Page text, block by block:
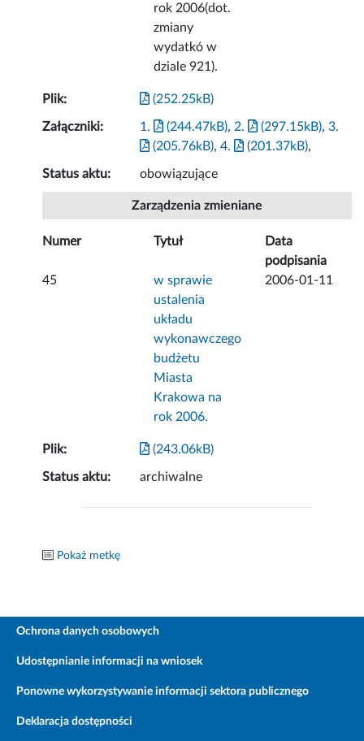
rok 2006(dot.
zmiany
wydatkó w
dziale 921).
Plik: (252.25kB)
Załączniki: 1. (244.47kB), 2. (297.15kB),3.
(205.76kB),4. (201.37kB),
Status aktu: obowiązujące
Zarządzenia zmieniane
Numer Tytuł
Data
podpisania
45
w sprawie
ustalenia
układu
wykonawczego
budżetu
Miasta
Krakowa na
rok 2006.
2006-01-11
Plik: (243.06kB)
Status aktu: archiwalne
Pokaż metkę
Ochrona danych osobowych
Udostępnianie informacji na wniosek
Ponowne wykorzystywanie informacji sektora publicznego
Deklaracja dostępności